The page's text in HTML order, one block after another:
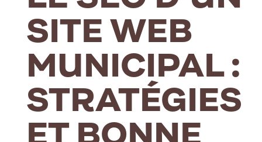
SITE WEB
MUNICIPAL :
STRATÉGIES